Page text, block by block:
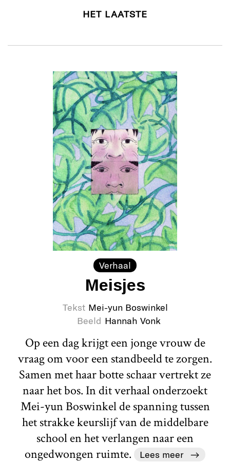
HET LAATSTE
Verhaal
Meisjes
Tekst Mei-yun Boswinkel
Beeld Hannah Vonk
Op een dag krijgt een jonge vrouw de
vraag om voor een standbeeld te zorgen.
Samen met haar botte schaar vertrekt ze
naar het bos. In dit verhaal onderzoekt
Mei-yun Boswinkel de spanning tussen
het strakke keurslijf van de middelbare
school en het verlangen naar een
ongedwongen ruimte.
Lees meer